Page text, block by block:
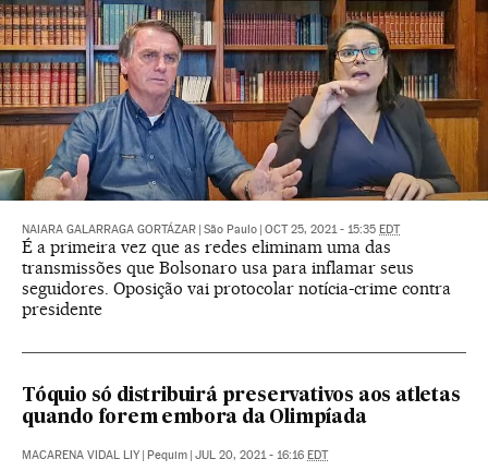
NAIARA GALARRAGA GORTÁZAR São Paulo OCT 25, 2021 - 15:35 EDT
É a primeira vez que as redes eliminam uma das
transmissões que Bolsonaro usa para inflamar seus
seguidores. Oposição vai protocolar notícia-crime contra
presidente
Tóquio só distribuirá preservativos aos atletas
quando forem embora da Olimpíada
MACARENA VIDAL LIY Pequim JUL 20, 2021 - 16:16 EDT